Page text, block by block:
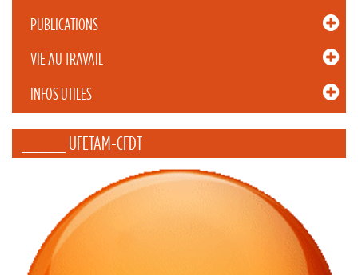
PUBLICATIONS
VIE AU TRAVAIL
INFOS UTILES
_____ UFETAM-CFDT